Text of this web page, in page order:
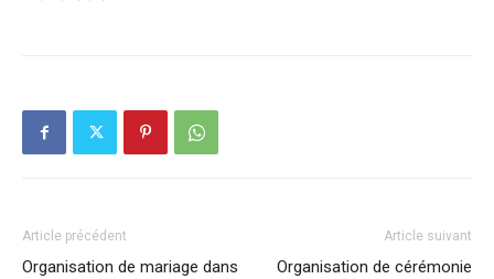
Article précédent
Organisation de mariage dans
Article suivant
Organisation de cérémonie